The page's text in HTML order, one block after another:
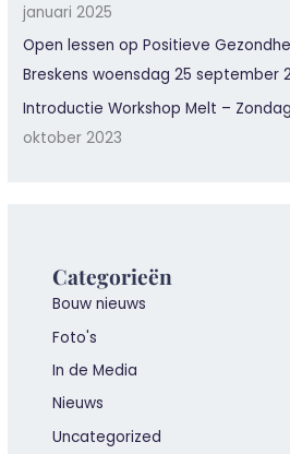
januari 2025
Open lessen op Positieve
Breskens woensdag 25 september
Introductie Workshop Melt –
oktober 2023
Categorieën
Bouw nieuws
Foto's
In de Media
Nieuws
Uncategorized